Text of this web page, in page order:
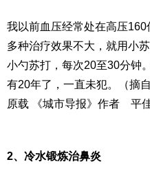
我以前血压经常处在高压
多种治疗效果不大，就用小
小勺苏打，每次20至30分钟
有20年了，一直未犯。（摘
原载 《城市导报》作者 平
2、冷水锻炼治鼻炎